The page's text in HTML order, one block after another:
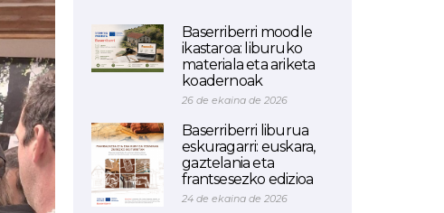
Baserriberri moodle
ikastaroa: liburuko
materiala eta ariketa
koadernoak
26 de ekaina de 2026
Baserriberri liburua
eskuragarri: euskara,
gaztelania eta
frantsesezko edizioa
24 de ekaina de 2026